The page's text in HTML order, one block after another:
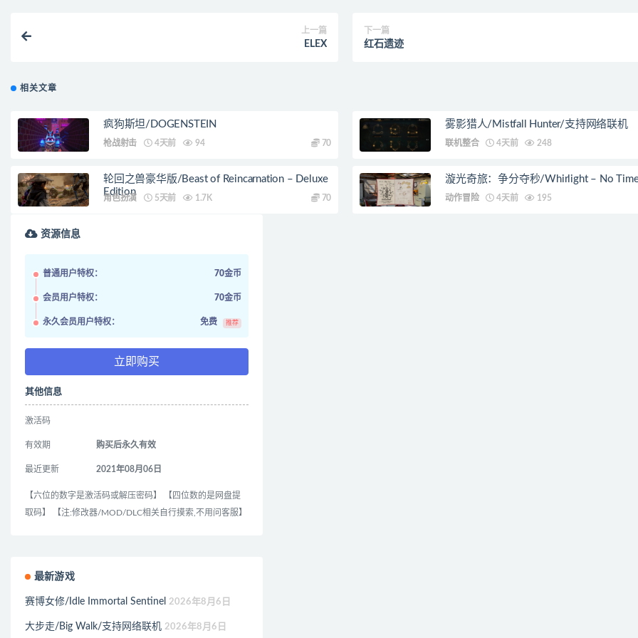
上一篇
ELEX
下一篇
红石遗迹
相关文章
疯狗斯坦/DOGENSTEIN
枪战射击 4天前 94 70
雾影猎人/Mistfall Hunter/支持网络联机
联机整合 4天前 248
轮回之兽豪华版/Beast of Reincarnation – Deluxe
Edition
角色扮演 5天前 1.7K 70
漩光奇旅：争分夺秒/Whirlight – No
动作冒险 4天前 195
资源信息
普通用户特权： 70金币
会员用户特权： 70金币
永久会员用户特权： 免费 推荐
立即购买
其他信息
激活码
有效期 购买后永久有效
最近更新 2021年08月06日
【六位的数字是激活码或解压密码】 【四位数的是网盘提
取码】 【注:修改器/MOD/DLC相关自行摸索,不用问客服】
最新游戏
赛博女修/Idle Immortal Sentinel 2026年8月6日
大步走/Big Walk/支持网络联机 2026年8月6日